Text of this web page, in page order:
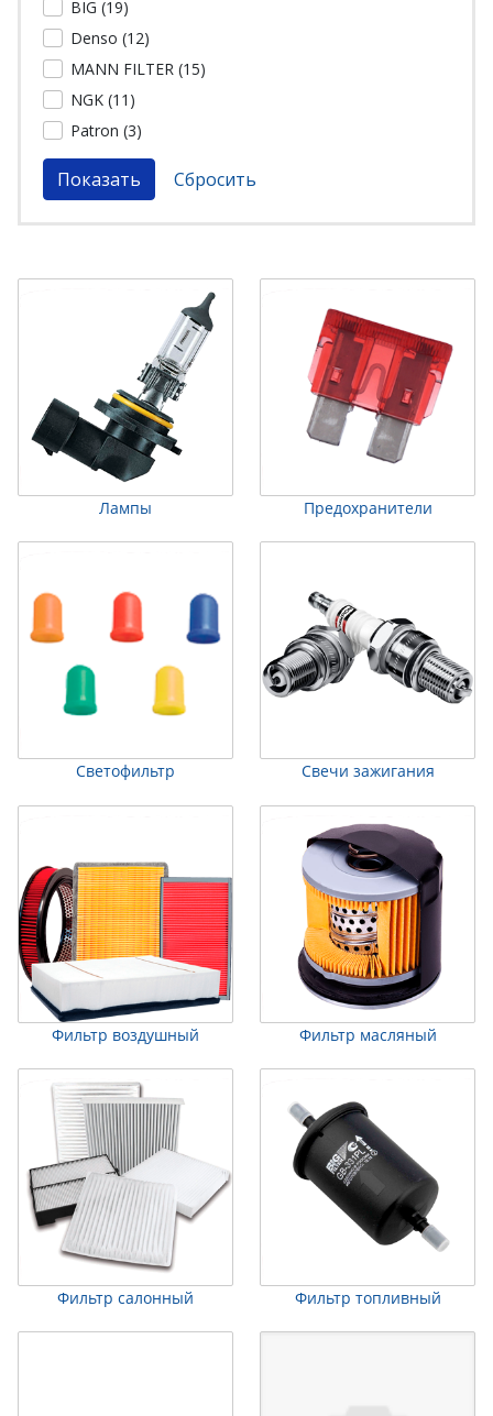
BIG (19)
Denso (12)
MANN FILTER (15)
NGK (11 )
Patron (3)
Лампы Предохранители
Светофильтр Свечи зажигания
Фильтр воздушный Фильтр масляный
Фильтр салонный Фильтр топливный